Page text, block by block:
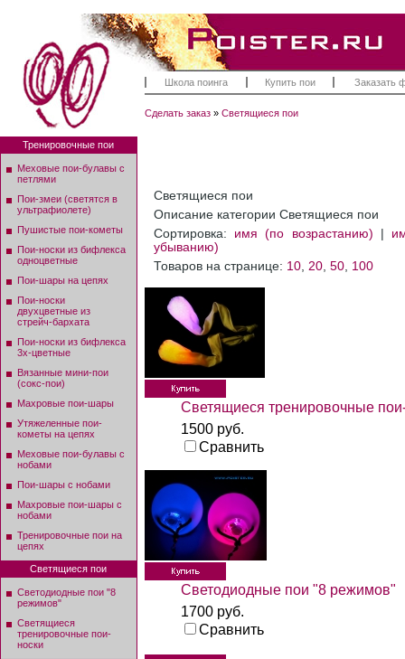
Школа поинга Купить пои Заказать
Сделать заказ » Светящиеся пои
Светящиеся пои
Описание категории Светящиеся пои
Сортировка: имя (по возрастанию)
убыванию)
Товаров на странице: 10, 20, 50, 100
Светящиеся тренировочные
1500 руб.
Сравнить
Светодиодные пои "8 режимов"
1700 руб.
Сравнить
Тренировочные пои
Меховые пои-булавы с
петлями
Пои-змеи (светятся в
ультрафиолете)
Пушистые пои-кометы
Пои-носки из бифлекса
одноцветные
Пои-шары на цепях
Пои-носки
двухцветные из
стрейч-бархата
Пои-носки из бифлекса
3х-цветные
Вязанные мини-пои
(сокс-пои)
Махровые пои-шары
Утяжеленные пои-
кометы на цепях
Меховые пои-булавы с
нобами
Пои-шары с нобами
Махровые пои-шары с
нобами
Тренировочные пои на
цепях
Светящиеся пои
Светодиодные пои "8
режимов"
Светящиеся
тренировочные пои-
носки